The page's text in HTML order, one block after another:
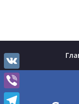
VK
Viber